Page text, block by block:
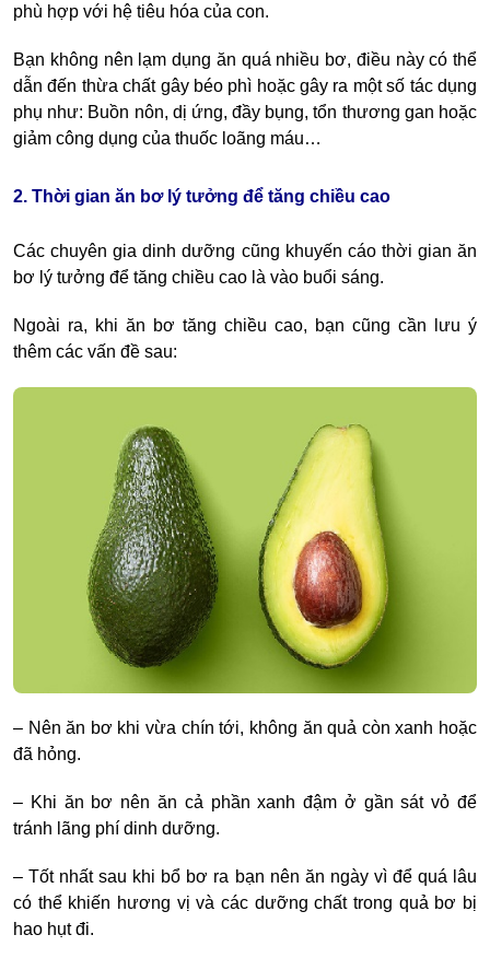
phù hợp với hệ tiêu hóa của con.
Bạn không nên lạm dụng ăn quá nhiều bơ, điều này có thể
dẫn đến thừa chất gây béo phì hoặc gây ra một số tác dụng
phụ như: Buồn nôn, dị ứng, đầy bụng, tổn thương gan hoặc
giảm công dụng của thuốc loãng máu…
2. Thời gian ăn bơ lý tưởng để tăng chiều cao
Các chuyên gia dinh dưỡng cũng khuyến cáo thời gian ăn
bơ lý tưởng để tăng chiều cao là vào buổi sáng.
Ngoài ra, khi ăn bơ tăng chiều cao, bạn cũng cần lưu ý
thêm các vấn đề sau:
– Nên ăn bơ khi vừa chín tới, không ăn quả còn xanh hoặc
đã hỏng.
– Khi ăn bơ nên ăn cả phần xanh đậm ở gần sát vỏ để
tránh lãng phí dinh dưỡng.
– Tốt nhất sau khi bổ bơ ra bạn nên ăn ngày vì để quá lâu
có thể khiến hương vị và các dưỡng chất trong quả bơ bị
hao hụt đi.